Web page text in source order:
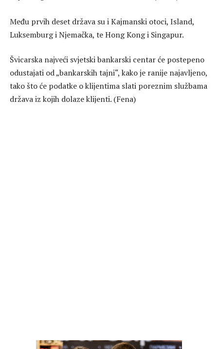
Među prvih deset država su i Kajmanski otoci, Island,
Luksemburg i Njemačka, te Hong Kong i Singapur.
Švicarska najveći svjetski bankarski centar će postepeno
odustajati od „bankarskih tajni“, kako je ranije najavljeno,
tako što će podatke o klijentima slati poreznim službama
država iz kojih dolaze klijenti. (Fena)